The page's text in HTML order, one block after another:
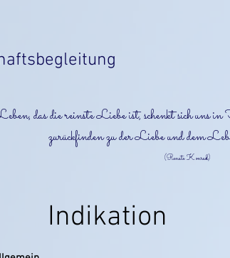
das die reinste Liebe ist, schenkt sich uns
zurückfinden zu der Liebe und dem
(Renate Konrad)
Indikation